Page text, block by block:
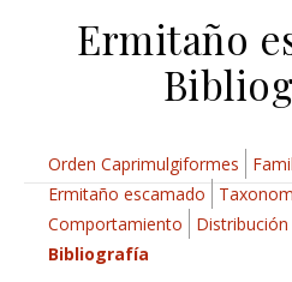
Ermitaño
Orden Caprimulgiformes
Ermitaño escamado
Comportamiento
Distribución
Bibliografía